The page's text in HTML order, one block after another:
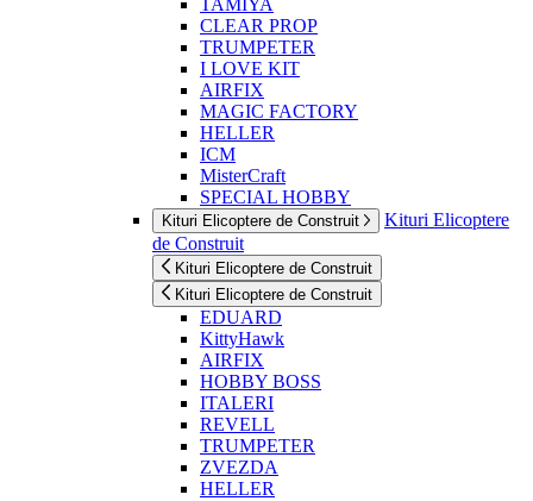
TAMIYA
CLEAR PROP
TRUMPETER
I LOVE KIT
AIRFIX
MAGIC FACTORY
HELLER
ICM
MisterCraft
SPECIAL HOBBY
Kituri Elicoptere de Construit
Kituri Elicoptere
de Construit
Kituri Elicoptere de Construit
Kituri Elicoptere de Construit
EDUARD
KittyHawk
AIRFIX
HOBBY BOSS
ITALERI
REVELL
TRUMPETER
ZVEZDA
HELLER